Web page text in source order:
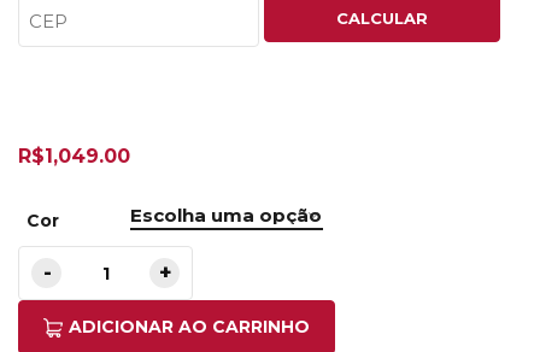
CALCULAR
R$1,049.00
Cor
ADICIONAR AO CARRINHO